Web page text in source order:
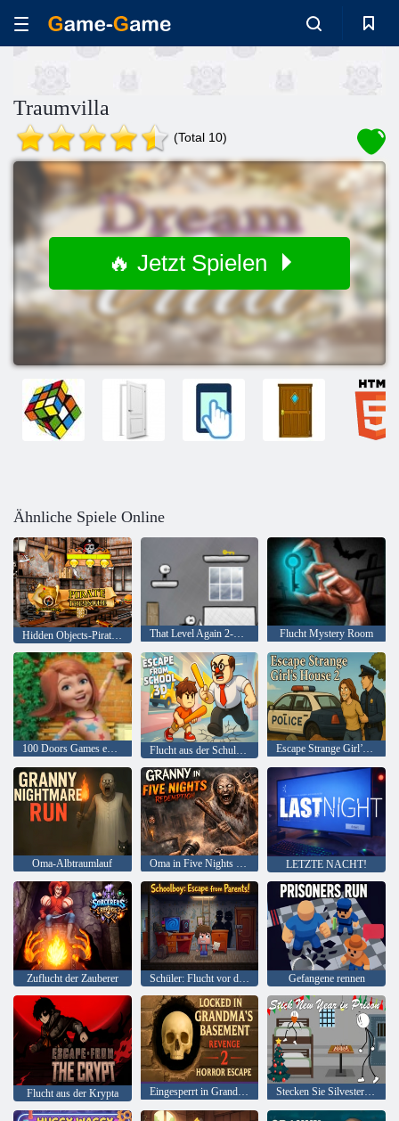
Traumvilla
(Total 10)
🔥 Jetzt Spielen
Ähnliche Spiele Online
Hidden Objects-Piraten-Schatz That Level Again 2-Online Flucht Mystery Room
100 Doors Games entkommen aus der Schule Flucht aus der Schule 3D Escape Strange Girl’s House 2
Oma-Albtraumlauf Oma in Five Nights Redemption LETZTE NACHT!
Zuflucht der Zauberer Schüler: Flucht vor den Eltern! Gefangene rennen
Flucht aus der Krypta Eingesperrt in Grandma’s Basement Revenge 2 Horror Escape Stecken Sie Silvester ins Gefängnis